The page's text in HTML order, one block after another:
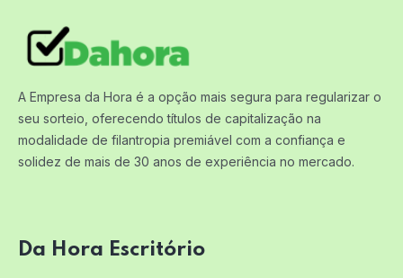
A Empresa da Hora é a opção mais segura para regularizar o
seu sorteio, oferecendo títulos de capitalização na
modalidade de filantropia premiável com a confiança e
solidez de mais de 30 anos de experiência no mercado.
Da Hora Escritório